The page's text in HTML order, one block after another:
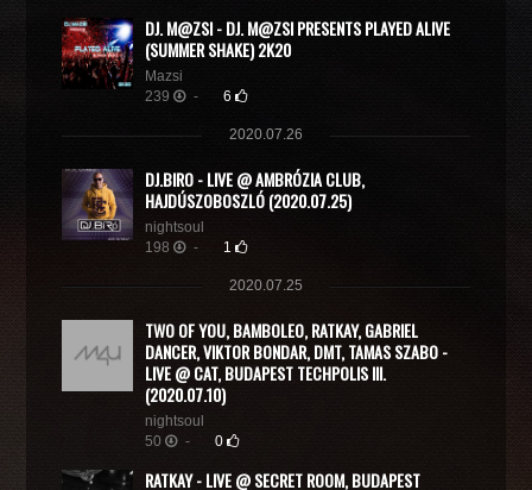
DJ. M@ZSI - DJ. M@ZSI PRESENTS PLAYED ALIVE
(SUMMER SHAKE) 2K20
Mazsi
239
- 6
2020.07.26
DJ.BIRO - LIVE @ AMBRÓZIA CLUB,
HAJDÚSZOBOSZLÓ (2020.07.25)
nightsoul
198
- 1
2020.07.25
TWO OF YOU, BAMBOLEO, RATKAY, GABRIEL
DANCER, VIKTOR BONDAR, DMT, TAMAS SZABO -
LIVE @ CAT, BUDAPEST TECHPOLIS III.
(2020.07.10)
nightsoul
50
- 0
RATKAY - LIVE @ SECRET ROOM, BUDAPEST